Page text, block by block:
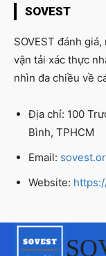
SOVEST
SOVEST đánh
vận tải xác thực
nhìn đa chiều về
Địa chỉ: 100
Bình, TPHCM
Email:
Website: